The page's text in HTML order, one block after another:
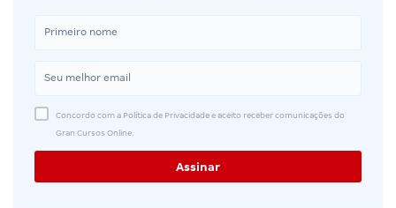
Concordo com a Política de Privacidade e aceito receber comunicações do
Gran Cursos Online.